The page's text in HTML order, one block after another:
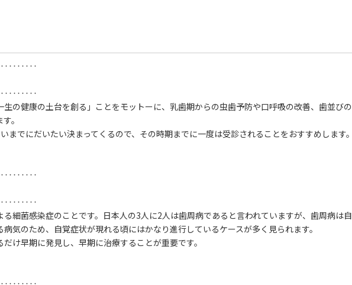
生の健康の土台を創る」ことをモットーに、乳歯期からの虫歯予防や口呼吸の改善、歯並びの
。
までにだいたい決まってくるので、その時期までに一度は受診されることをおすすめします。
細菌感染症のことです。日本人の3人に2人は歯周病であると言われていますが、歯周病は自
気のため、自覚症状が現れる頃にはかなり進行しているケースが多く見られます。
け早期に発見し、早期に治療することが重要です。